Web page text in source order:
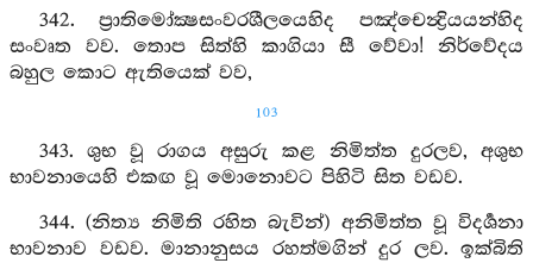
342. ප්‍රාතිමෝක්‍ෂසංවරශීලයෙහිද පඤ්චෙන්‍ද්‍රියයන්හිද
සංවෘත වව. තොප සිත්හි කාගියා සී වේවා! නිර්වේදය
බහුල කොට ඇතියෙක් වව,
103
343. ශුභ වූ රාගය අසුරු කළ නිමිත්ත දුරලව, අශුභ
භාවනායෙහි එකඟ වූ මොනොවට පිහිටි සිත වඩව.
344. (නිත්‍ය නිමිති රහිත බැවින්) අනිමිත්ත වූ විදර්‍ශනා
භාවනාව වඩව. මානානුසය රහත්මගින් දුර ලව. ඉක්බිති